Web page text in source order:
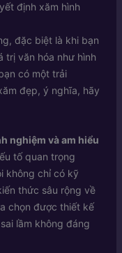
định xăm hình
đặc biệt là khi bạn
trị văn hóa như hình
có một trải
đẹp, ý nghĩa, hãy
nghiệm và am hiểu
tố quan trọng
không chỉ có kỹ
thức sâu rộng về
chọn được thiết kế
lầm không đáng